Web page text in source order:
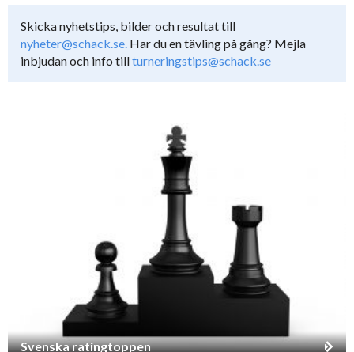
Skicka nyhetstips, bilder och resultat till
nyheter@schack.se. Har du en tävling på gång? Mejla
inbjudan och info tillturneringstips@schack.se
Svenska ratingtoppen